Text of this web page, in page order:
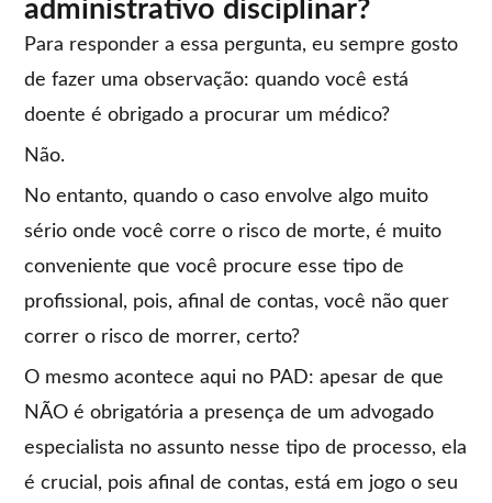
administrativo disciplinar?
Para responder a essa pergunta, eu sempre gosto
de fazer uma observação: quando você está
doente é obrigado a procurar um médico?
Não.
No entanto, quando o caso envolve algo muito
sério onde você corre o risco de morte, é muito
conveniente que você procure esse tipo de
profissional, pois, afinal de contas, você não quer
correr o risco de morrer, certo?
O mesmo acontece aqui no PAD: apesar de que
NÃO é obrigatória a presença de um advogado
especialista no assunto nesse tipo de processo, ela
é crucial, pois afinal de contas, está em jogo o seu